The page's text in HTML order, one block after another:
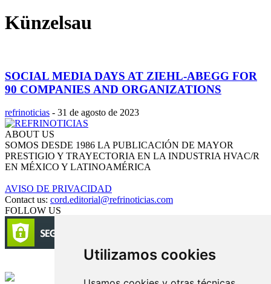
Utilizamos cookies
Künzelsau
SOCIAL MEDIA DAYS AT ZIEHL-ABEGG FOR
90 COMPANIES AND ORGANIZATIONS
refrinoticias - 31 de agosto de 2023
ABOUT US
SOMOS DESDE 1986 LA PUBLICACIÓN DE MAYOR
PRESTIGIO Y TRAYECTORIA EN LA INDUSTRIA HVAC/R
EN MÉXICO Y LATINOAMÉRICA
AVISO DE PRIVACIDAD
Contact us: cord.editorial@refrinoticias.com
FOLLOW US